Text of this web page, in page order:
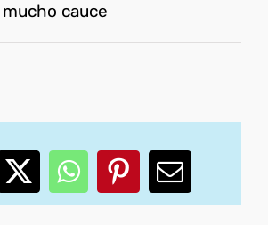
cauce
X WhatsApp
PinterestCorreo